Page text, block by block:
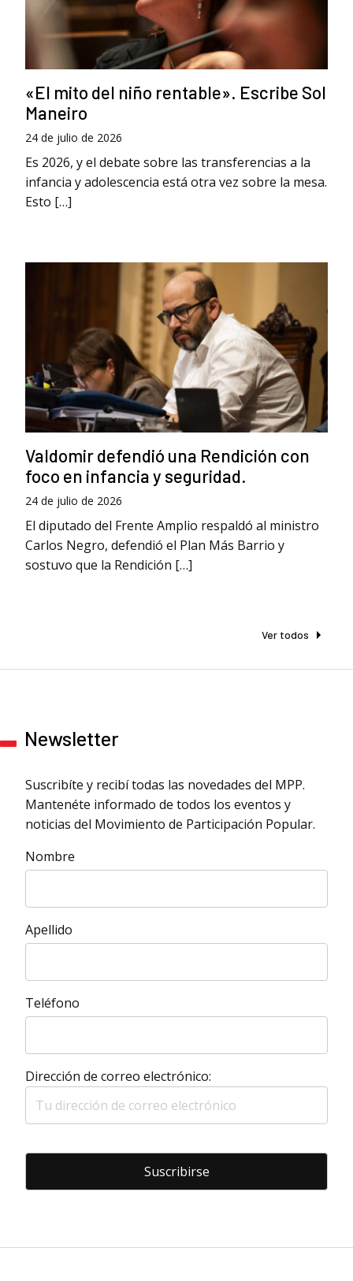
«El mito del niño rentable». Escribe Sol
Maneiro
24 de julio de 2026
Es 2026, y el debate sobre las transferencias a la
infancia y adolescencia está otra vez sobre la mesa.
Esto […]
Valdomir defendió una Rendición con
foco en infancia y seguridad.
24 de julio de 2026
El diputado del Frente Amplio respaldó al ministro
Carlos Negro, defendió el Plan Más Barrio y
sostuvo que la Rendición […]
Ver todos
Newsletter
Suscribíte y recibí todas las novedades del MPP.
Mantenéte informado de todos los eventos y
noticias del Movimiento de Participación Popular.
Nombre
Apellido
Teléfono
Dirección de correo electrónico: